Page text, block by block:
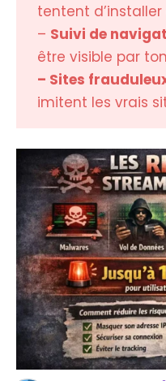
tentent
– Suivi de
être visible par
– Sites
imitent les vrais